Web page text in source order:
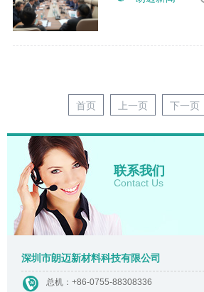
首页 上一页 下一页
联系我们
Contact Us
深圳市朗迈新材料科技有限公司
总机： +86-0755-88308336